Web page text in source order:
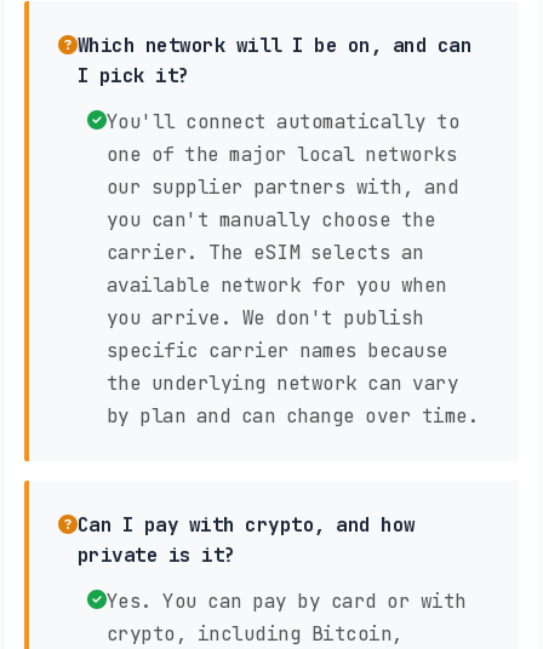
Which network will I be on, and can
I pick it?
You'll connect automatically to
one of the major local networks
our supplier partners with, and
you can't manually choose the
carrier. The eSIM selects an
available network for you when
you arrive. We don't publish
specific carrier names because
the underlying network can vary
by plan and can change over time.
Can I pay with crypto, and how
private is it?
Yes. You can pay by card or with
crypto, including Bitcoin,